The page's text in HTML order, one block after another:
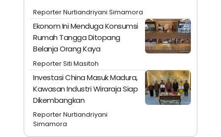
Reporter Nurtiandriyani Simamora
Ekonom Ini Menduga Konsumsi
Rumah Tangga Ditopang
Belanja Orang Kaya
Reporter Siti Masitoh
Investasi China Masuk Madura,
Kawasan Industri Wiraraja Siap
Dikembangkan
Reporter Nurtiandriyani
Simamora